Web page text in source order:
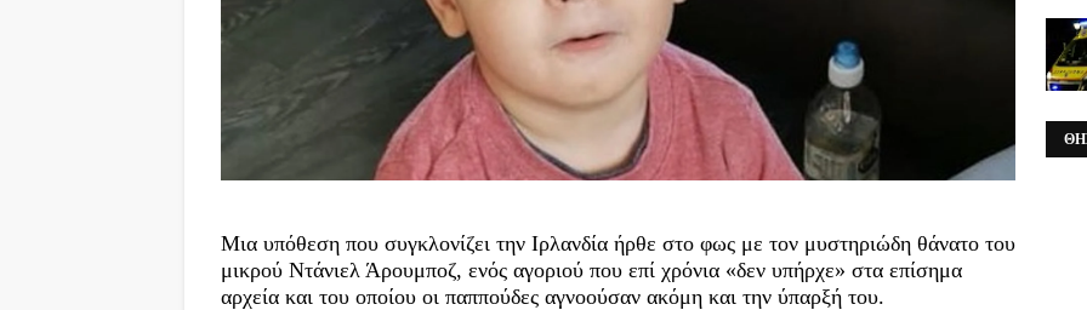
Μια υπόθεση που συγκλονίζει την Ιρλανδία ήρθε στο φως με τον μυστηριώδη θάνατο του
μικρού Ντάνιελ Άρουμποζ, ενός αγοριού που επί χρόνια «δεν υπήρχε» στα επίσημα
αρχεία και του οποίου οι παππούδες αγνοούσαν ακόμη και την ύπαρξή του.